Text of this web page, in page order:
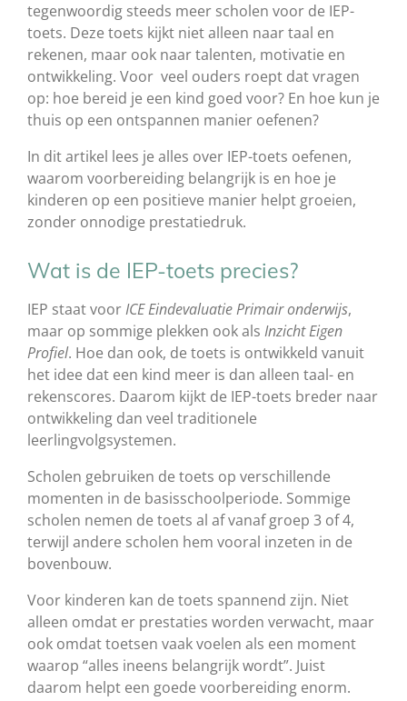
tegenwoordig steeds meer scholen voor de IEP-
toets. Deze toets kijkt niet alleen naar taal en
rekenen, maar ook naar talenten, motivatie en
ontwikkeling. Voor veel ouders roept dat vragen
op: hoe bereid je een kind goed voor? En hoe kun je
thuis op een ontspannen manier oefenen?
In dit artikel lees je alles over IEP-toets oefenen,
waarom voorbereiding belangrijk is en hoe je
kinderen op een positieve manier helpt groeien,
zonder onnodige prestatiedruk.
Wat is de IEP-toets precies?
IEP staat voorICE Eindevaluatie Primair onderwijs,
maar op sommige plekken ook als Inzicht Eigen
Profiel. Hoe dan ook, de toets is ontwikkeld vanuit
het idee dat een kind meer is dan alleen taal- en
rekenscores. Daarom kijkt de IEP-toets breder naar
ontwikkeling dan veel traditionele
leerlingvolgsystemen.
Scholen gebruiken de toets op verschillende
momenten in de basisschoolperiode. Sommige
scholen nemen de toets al af vanaf groep 3 of 4,
terwijl andere scholen hem vooral inzeten in de
bovenbouw.
Voor kinderen kan de toets spannend zijn. Niet
alleen omdat er prestaties worden verwacht, maar
ook omdat toetsen vaak voelen als een moment
waarop “alles ineens belangrijk wordt”. Juist
daarom helpt een goede voorbereiding enorm.